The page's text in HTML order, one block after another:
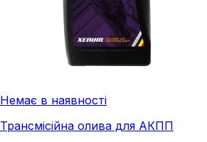
Немає в наявності
Трансмісійна олива для АКПП